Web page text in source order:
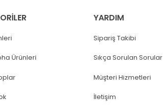
Ürünleri
YARDIM
Sipariş Takibi
Sıkça Sorulan Sorular
Müşteri Hizmetleri
İletişim